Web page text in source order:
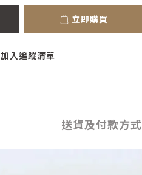
立即購買
加入追蹤清單
送貨及付款方式